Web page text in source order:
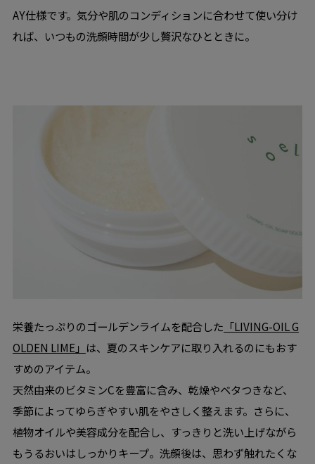
AY仕様です。気分や肌のコンディションに合わせて使い分け
れば、いつもの洗顔時間が少し贅沢なひとときに。
栄養たっぷりのゴールデンライムを配合した 「LIVING-OIL G
OLDEN LIME」 は、夏のスキンケアに取り入れるのにもおす
すめのアイテム。
天然由来のビタミンCを豊富に含み、乾燥やベタつきなど、
季節によってゆらぎやすい肌をやさしく整えます。さらに、
植物オイルや美容成分を配合し、すっきりと洗い上げながら
もうるおいはしっかりキープ。洗顔後は、思わず触れたくな